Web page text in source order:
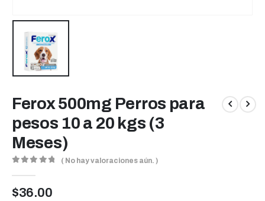
Ferox 500mg Perros para
pesos 10 a 20 kgs (3
Meses)
( No hay valoraciones aún. )
$36.00